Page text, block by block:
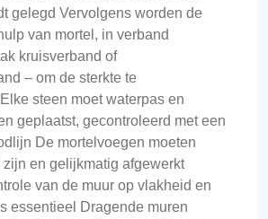
gelegd Vervolgens worden de
van mortel, in verband
kruisverband of
– om de sterkte te
steen moet waterpas en
geplaatst, gecontroleerd met een
De mortelvoegen moeten
en gelijkmatig afgewerkt
van de muur op vlakheid en
essentieel Dragende muren